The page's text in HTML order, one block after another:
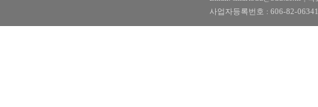
사업자등록번호 : 606-82-